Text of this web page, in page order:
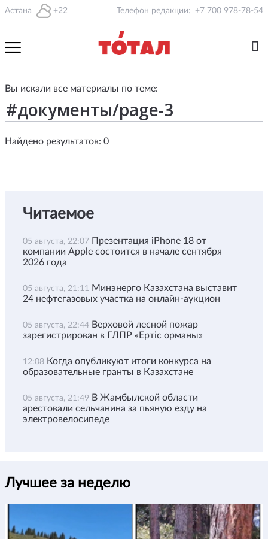
Астана +22 Телефон редакции: +7 700 978-78-54
Вы искали все материалы по теме:
Найдено результатов: 0
Читаемое
05 августа, 22:07 Презентация iPhone 18 от
компании Apple состоится в начале сентября
2026 года
05 августа, 21:11 Минэнерго Казахстана выставит
24 нефтегазовых участка на онлайн-аукцион
05 августа, 22:44 Верховой лесной пожар
зарегистрирован в ГЛПР «Ертіс орманы»
12:08 Когда опубликуют итоги конкурса на
образовательные гранты в Казахстане
05 августа, 21:49 В Жамбылской области
арестовали сельчанина за пьяную езду на
электровелосипеде
Лучшее за неделю